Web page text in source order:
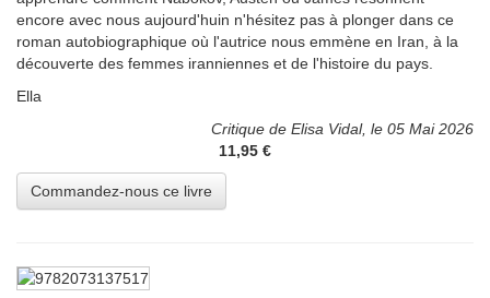
encore avec nous aujourd'huin n'hésitez pas à plonger dans ce
roman autobiographique où l'autrice nous emmène en Iran, à la
découverte des femmes iranniennes et de l'histoire du pays.
Ella
Critique de Elisa Vidal, le 05 Mai 2026
11,95 €